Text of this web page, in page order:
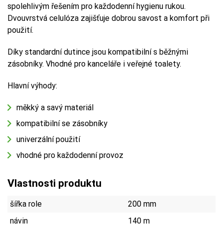
spolehlivým řešením pro každodenní hygienu rukou.
Dvouvrstvá celulóza zajišťuje dobrou savost a komfort při
použití.
Díky standardní dutince jsou kompatibilní s běžnými
zásobníky. Vhodné pro kanceláře i veřejné toalety.
Hlavní výhody:
měkký a savý materiál
kompatibilní se zásobníky
univerzální použití
vhodné pro každodenní provoz
Vlastnosti produktu
šířka role
200 mm
návin
140 m